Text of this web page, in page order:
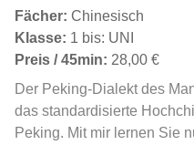
Fächer: Chinesisch
Klasse: 1 bis: UNI
Preis / 45min: 28,00 €
Der Peking-Dialekt des
das standardisierte
Peking. Mit mir lernen Sie